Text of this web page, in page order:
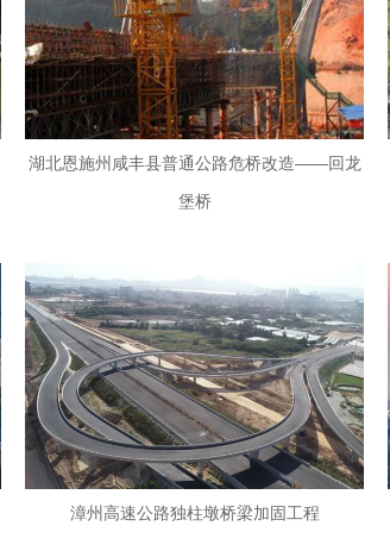
湖北恩施州咸丰县普通公路危桥改造——回龙
堡桥
漳州高速公路独柱墩桥梁加固工程